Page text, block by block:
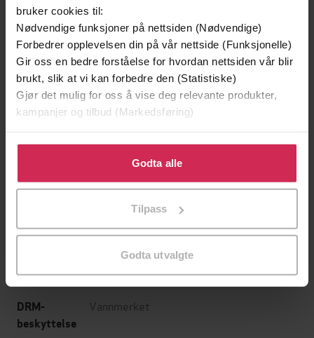
bruker cookies til:
Nødvendige funksjoner på nettsiden (Nødvendige)
Forbedrer opplevelsen din på vår nettside (Funksjonelle)
Gir oss en bedre forståelse for hvordan nettsiden vår blir
brukt, slik at vi kan forbedre den (Statistiske)
Gjør det mulig for oss å vise deg relevante produkter,
kampanjer og tilbud (Markedsføring)
Klikk på «Godta alle» for å gi oss ditt samtykke til å
bruke cookies for alle disse formålene. Du kan også
tilpasse ditt samtykke til spesifikke formål ved å klikke
Godta alle
Tilpass
Godta utvalgte
Undertittel fortellinger fra den engelske landsbygda
Forfattere James Rebanks(forfatter),Hege Mehren
(oversetter)
22.08.2016
Lengde 300sider
Biografier,Dokumentar og fakta
Format epub
DRM-
beskyttelse
Vannmerket